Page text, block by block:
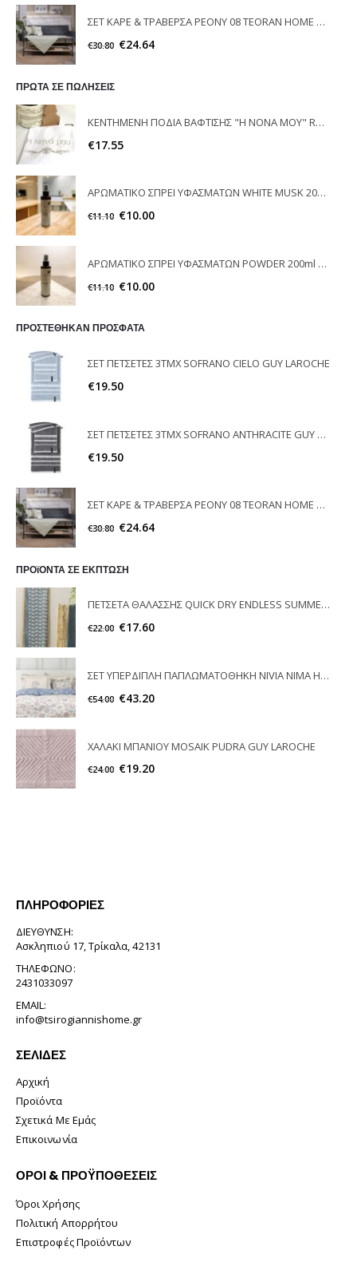
ΣΕΤ ΚΑΡΕ & ΤΡΑΒΕΡΣΑ PEONY 08 TEORAN HOME & MORE
€30.80 €24.64
ΠΡΩΤΑ ΣΕ ΠΩΛΗΣΕΙΣ
ΚΕΝΤΗΜΕΝΗ ΠΟΔΙΑ ΒΑΦΤΙΣΗΣ "Η ΝΟΝΑ ΜΟΥ" RAISON D'ETRE
€17.55
ΑΡΩΜΑΤΙΚΟ ΣΠΡΕΙ ΥΦΑΣΜΑΤΩΝ WHITE MUSK 200ml ELEGANT
€11.10 €10.00
ΑΡΩΜΑΤΙΚΟ ΣΠΡΕΙ ΥΦΑΣΜΑΤΩΝ POWDER 200ml ELEGANT
€11.10 €10.00
ΠΡΟΣΤΕΘΗΚΑΝ ΠΡΟΣΦΑΤΑ
ΣΕΤ ΠΕΤΣΕΤΕΣ 3ΤΜΧ SOFRANO CIELO GUY LAROCHE
€19.50
ΣΕΤ ΠΕΤΣΕΤΕΣ 3ΤΜΧ SOFRANO ANTHRACITE GUY LAROCHE
€19.50
ΣΕΤ ΚΑΡΕ & ΤΡΑΒΕΡΣΑ PEONY 08 TEORAN HOME & MORE
€30.80 €24.64
ΠΡΟϊΟΝΤΑ ΣΕ ΕΚΠΤΩΣΗ
ΠΕΤΣΕΤΑ ΘΑΛΑΣΣΗΣ QUICK DRY ENDLESS SUMMER 2 ΟΨΕΩΝ NIMA HOME
€22.00 €17.60
ΣΕΤ ΥΠΕΡΔΙΠΛΗ ΠΑΠΛΩΜΑΤΟΘΗΚΗ NIVIA NIMA HOME
€54.00 €43.20
ΧΑΛΑΚΙ ΜΠΑΝΙΟΥ MOSAIK PUDRA GUY LAROCHE
€24.00 €19.20
ΠΛΗΡΟΦΟΡΊΕΣ
ΔΙΕΎΘΥΝΣΗ:
Ασκληπιού 17, Τρίκαλα, 42131
ΤΗΛΈΦΩΝΟ:
2431033097
EMAIL:
info@tsirogiannishome.gr
ΣΕΛΊΔΕΣ
Αρχική
Προϊόντα
Σχετικά Με Εμάς
Επικοινωνία
ΟΡΟΙ & ΠΡΟΫΠΟΘΕΣΕΙΣ
Όροι Χρήσης
Πολιτική Απορρήτου
Επιστροφές Προϊόντων